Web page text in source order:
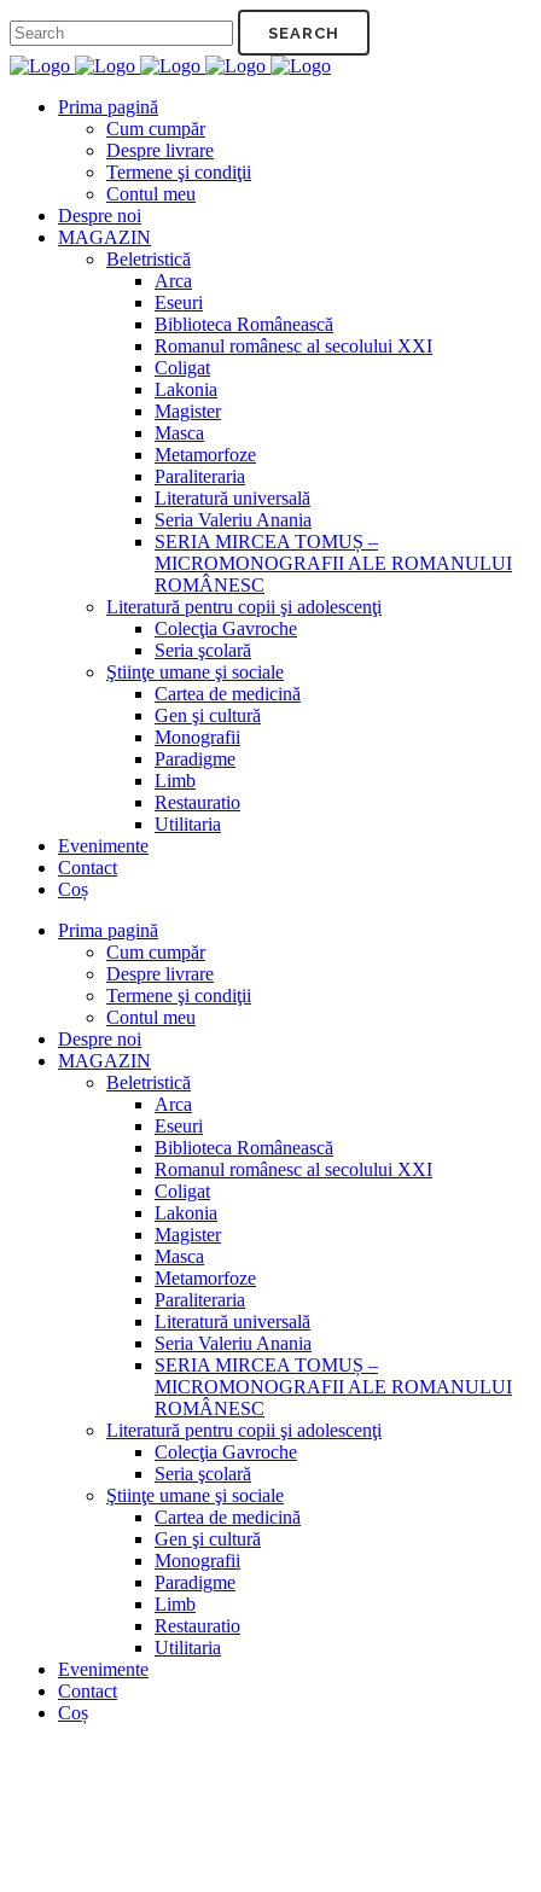
Prima pagină
Cum cumpăr
Despre livrare
Termene şi condiţii
Contul meu
Despre noi
MAGAZIN
Beletristică
Arca
Eseuri
Biblioteca Românească
Romanul românesc al secolului XXI
Coligat
Lakonia
Magister
Masca
Metamorfoze
Paraliteraria
Literatură universală
Seria Valeriu Anania
SERIA MIRCEA TOMUȘ –
MICROMONOGRAFII ALE ROMANULUI
ROMÂNESC
Literatură pentru copii şi adolescenţi
Colecţia Gavroche
Seria şcolară
Ştiinţe umane şi sociale
Cartea de medicină
Gen şi cultură
Monografii
Paradigme
Limb
Restauratio
Utilitaria
Evenimente
Contact
Coș
Prima pagină
Cum cumpăr
Despre livrare
Termene şi condiţii
Contul meu
Despre noi
MAGAZIN
Beletristică
Arca
Eseuri
Biblioteca Românească
Romanul românesc al secolului XXI
Coligat
Lakonia
Magister
Masca
Metamorfoze
Paraliteraria
Literatură universală
Seria Valeriu Anania
SERIA MIRCEA TOMUȘ –
MICROMONOGRAFII ALE ROMANULUI
ROMÂNESC
Literatură pentru copii şi adolescenţi
Colecţia Gavroche
Seria şcolară
Ştiinţe umane şi sociale
Cartea de medicină
Gen şi cultură
Monografii
Paradigme
Limb
Restauratio
Utilitaria
Evenimente
Contact
Coș